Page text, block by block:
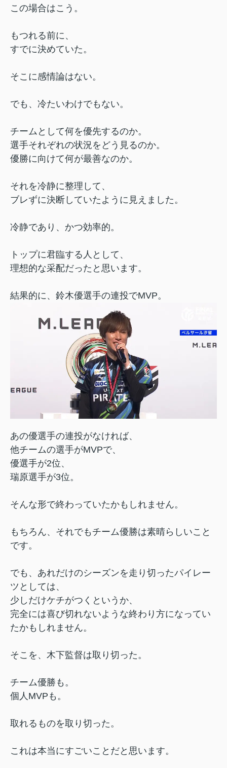
この場合はこう。
もつれる前に、
すでに決めていた。
そこに感情論はない。
でも、冷たいわけでもない。
チームとして何を優先するのか。
選手それぞれの状況をどう見るのか。
優勝に向けて何が最善なのか。
それを冷静に整理して、
ブレずに決断していたように見えました。
冷静であり、かつ効率的。
トップに君臨する人として、
理想的な采配だったと思います。
結果的に、鈴木優選手の連投でMVP。
あの優選手の連投がなければ、
他チームの選手がMVPで、
優選手が2位、
瑞原選手が3位。
そんな形で終わっていたかもしれません。
もちろん、それでもチーム優勝は素晴らしいこと
です。
でも、あれだけのシーズンを走り切ったパイレー
ツとしては、
少しだけケチがつくというか、
完全には喜び切れないような終わり方になってい
たかもしれません。
そこを、木下監督は取り切った。
チーム優勝も。
個人MVPも。
取れるものを取り切った。
これは本当にすごいことだと思います。